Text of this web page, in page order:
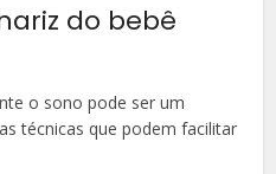
do bebê
o sono pode ser um
técnicas que podem facilitar